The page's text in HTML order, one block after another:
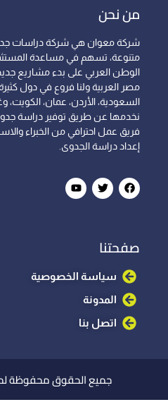
من نحن
شركة معوان هي شركة دراسات
متنوعة، تسهم في مساعدة
الوطن العربي على بدء مشاريع
مصر العربية ولنا فروع في دول
السعودية، الأردن، عمان، الكويت،
نخدمها عن طريق توفير دراسة
فريق عمل احترافي من الخبراء
إعداد دراسة الجدوى.
صفحتنا
سياسة الخصوصية
المدونة
اتصل بنا
جميع الحقوق محفوظة